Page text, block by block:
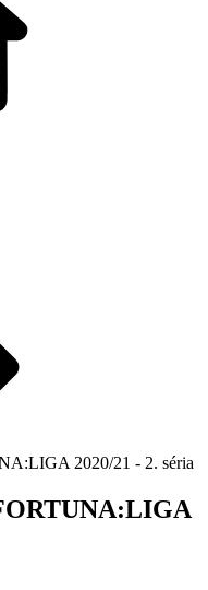
2020/21 - 2. séria